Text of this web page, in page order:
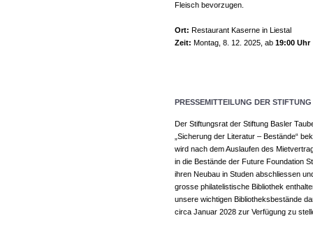
Fleisch bevorzugen.
Ort: Restaurant Kaserne in Liestal
Zeit: Montag, 8. 12. 2025, ab 19:00 Uhr
PRESSEMITTEILUNG DER
Der Stiftungsrat der Stiftung Basler
„Sicherung der Literatur – Bestände“
wird nach dem Auslaufen des
in die Bestände der Future Foundation
ihren Neubau in Studen abschliessen
grosse philatelistische Bibliothek
unsere wichtigen Bibliotheksbestände
circa Januar 2028 zur Verfügung zu